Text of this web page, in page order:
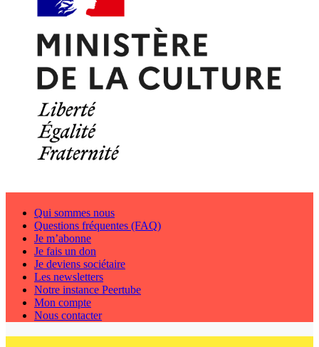
Qui sommes nous
Questions fréquentes (FAQ)
Je m’abonne
Je fais un don
Je deviens sociétaire
Les newsletters
Notre instance Peertube
Mon compte
Nous contacter